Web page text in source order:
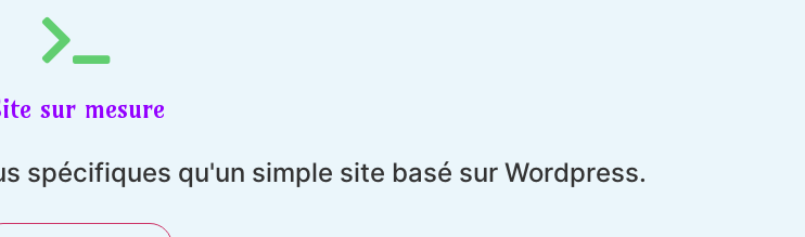
sur mesure
spécifiques qu'un simple site basé sur Wordpress.